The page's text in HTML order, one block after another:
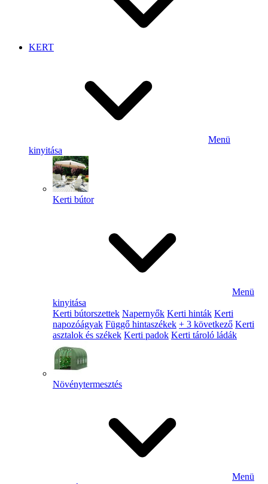
KERT
Menü
kinyitása
Kerti bútor
Menü
kinyitása
Kerti bútorszettek Napernyők Kerti hinták Kerti
napozóágyak Függő hintaszékek + 3 következő Kerti
asztalok és székek Kerti padok Kerti tároló ládák
Növénytermesztés
Menü